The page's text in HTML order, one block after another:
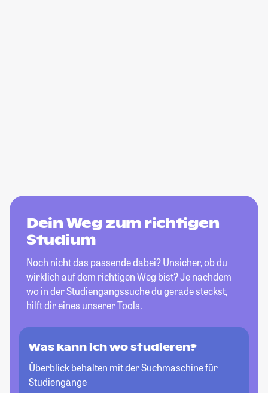
Dein Weg zum richtigen
Studium
Noch nicht das passende dabei? Unsicher, ob du
wirklich auf dem richtigen Weg bist? Je nachdem
wo in der Studiengangssuche du gerade steckst,
hilft dir eines unserer Tools.
Was kann ich wo studieren?
Überblick behalten mit der Suchmaschine für
Studiengänge